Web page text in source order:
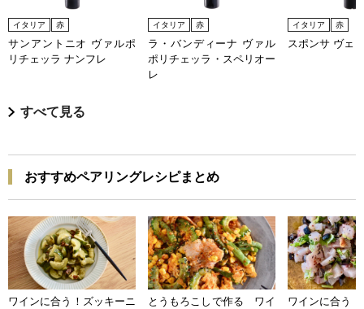
イタリア 赤
サンアントニオ ヴァルポ
リチェッラ ナンフレ
イタリア 赤
ラ・バンディーナ ヴァル
ポリチェッラ・スペリオー
レ
イタリア 赤
スポンサ ヴェ
すべて見る
おすすめペアリングレシピまとめ
ワインに合う！ズッキーニ
とうもろこしで作る ワイ
ワインに合う